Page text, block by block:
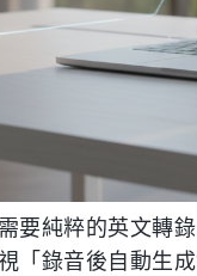
要純粹的英文轉
「錄音後自動生